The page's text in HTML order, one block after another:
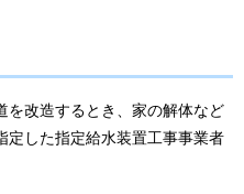
を改造するとき、家の解体など
定した指定給水装置工事事業者